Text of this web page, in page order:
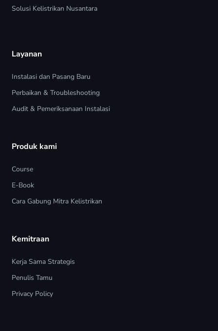
Solusi Kelistrikan Nusantara
Layanan
Instalasi dan Pasang Baru
Perbaikan & Troubleshooting
Audit & Pemeriksanaan Instalasi
Produk kami
Course
E-Book
Cara Gabung Mitra Kelistrikan
Kemitraan
Kerja Sama Strategis
Penulis Tamu
Privacy Policy